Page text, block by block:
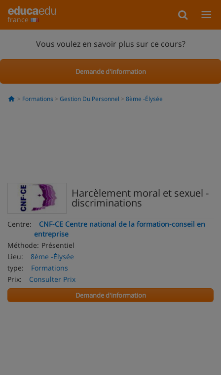
france
Vous voulez en savoir plus sur ce cours?
Demande d'information
Formations Gestion Du Personnel 8ème -Élysée
Harcèlement moral et sexuel -
discriminations
Centre:
CNF-CE Centre national de la formation-conseil en
entreprise
Méthode: Présentiel
Lieu:
8ème -Élysée
type:
Formations
Prix:
Consulter Prix
Demande d'information